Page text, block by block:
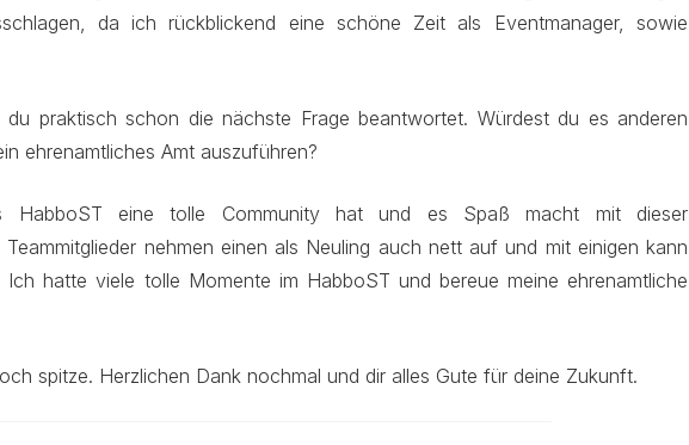
da ich rückblickend eine schöne Zeit als Eventmanager, sowie
praktisch schon die nächste Frage beantwortet. Würdest du es anderen
ehrenamtliches Amt auszuführen?
eine tolle Community hat und es Spaß macht mit dieser
Teammitglieder nehmen einen als Neuling auch nett auf und mit einigen kann
hatte viele tolle Momente im HabboST und bereue meine ehrenamtliche
spitze. Herzlichen Dank nochmal und dir alles Gute für deine Zukunft.